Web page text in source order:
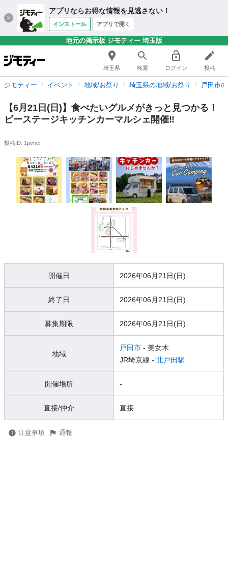
アプリならお得な情報を見逃さない！
インストール アプリで開く
地元の掲示板 ジモティー 埼玉版
埼玉県 検索 ログイン 投稿
ジモティー イベント 地域/お祭り 埼玉県の地域/お祭り 戸田市
【6月21日(日)】食べたいグルメがきっと見つかる！
ビーステージキッチンカーマルシェ開催‼︎
投稿ID: 1pvnci
開催日 2026年06月21日(日)
終了日 2026年06月21日(日)
募集期限 2026年06月21日(日)
地域
戸田市 - 美女木
JR埼京線 - 北戸田駅
開催場所 -
直接/仲介 直接
注意事項 通報